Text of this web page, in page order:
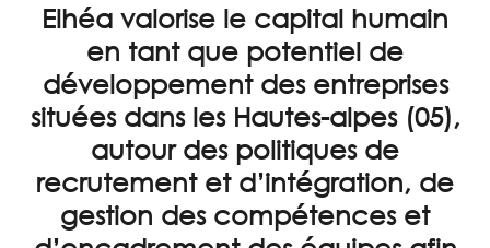
CONSEIL
FORMATION
ACTUALITÉS
TÉMOIGNAGES
CONTACT
PARTENAIRES
Elhéa valorise le capital humain
en tant que potentiel de
développement des entreprises
situées dans les Hautes-alpes (05),
autour des politiques de
recrutement et d’intégration, de
gestion des compétences et